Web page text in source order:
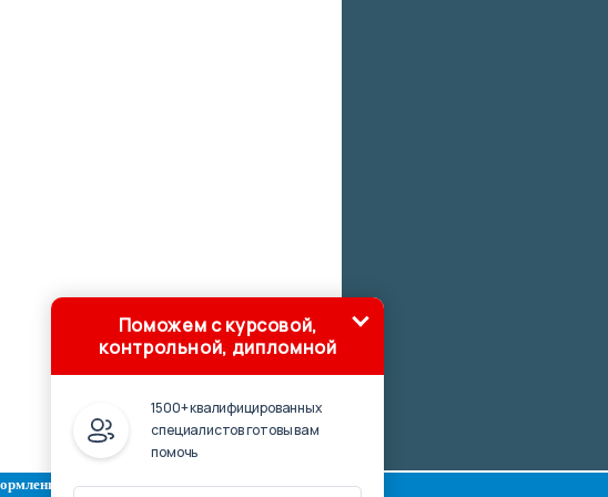
разработка ПО 2001-2019
Поможем с курсовой,
контрольной, дипломной
1500+ квалифицированных
специалистов готовы вам
помочь